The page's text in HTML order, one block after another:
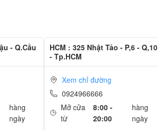
- Q.Cầu
hàng
ngày
HCM : 325 Nhật Tảo - P,6 - Q,10
- Tp.HCM
Xem chỉ đường
0924966666
Mở cửa
từ
8:00 -
20:00
hàng
ngày